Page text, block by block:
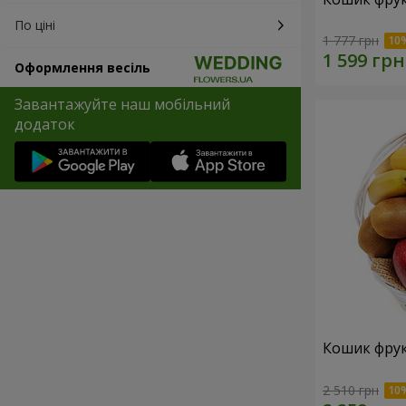
По ціні
Оформлення весіль
Завантажуйте наш мобільний
додаток
1 777 грн
Кошик
2 510 грн